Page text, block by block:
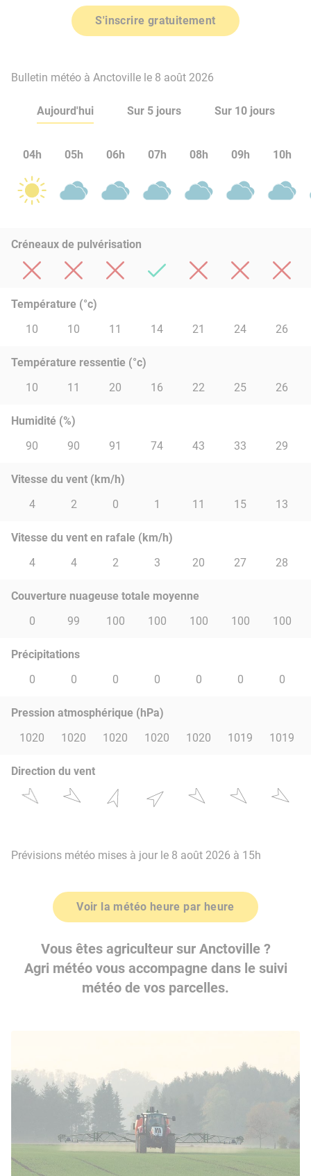
S'inscrire gratuitement
Bulletin météo à Anctoville le 8 août 2026
Aujourd'hui Sur 5 jours Sur 10 jours
04h 05h 06h 07h 08h 09h 10h
Créneaux de pulvérisation
Température (°c)
10
10 11 14 21 24 26
Température ressentie (°c)
10
11 20 16 22 25 26
Humidité (%)
90
90 91 74 43 33 29
Vitesse du vent (km/h)
4
2 0 1 11 15 13
Vitesse du vent en rafale (km/h)
4
4 2 3 20 27 28
Couverture nuageuse totale moyenne
0
99 100 100 100 100 100
Précipitations
0
0 0 0 0 0 0
Pression atmosphérique (hPa)
1020
1020 1020 1020 1020 1019 1019
Direction du vent
Prévisions météo mises à jour le 8 août 2026 à 15h
Voir la météo heure par heure
Vous êtes agriculteur sur Anctoville ?
Agri météo vous accompagne dans le suivi
météo de vos parcelles.